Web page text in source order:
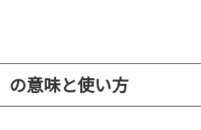
の意味と使い方